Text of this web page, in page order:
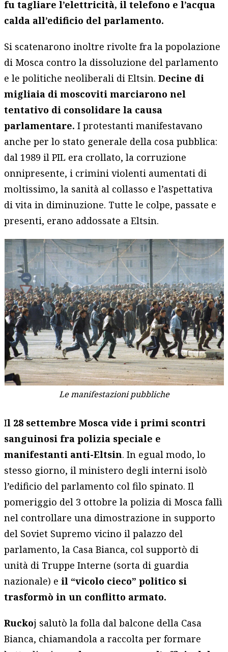
fu tagliare l’elettricità, il telefono e l’acqua
calda all’edificio del parlamento.
Si scatenarono inoltre rivolte fra la popolazione
di Mosca contro la dissoluzione del parlamento
e le politiche neoliberali di Eltsin.Decine di
migliaia di moscoviti marciarono nel
tentativo di consolidare la causa
parlamentare. I protestanti manifestavano
anche per lo stato generale della cosa pubblica:
dal 1989 il PIL era crollato, la corruzione
onnipresente, i crimini violenti aumentati di
moltissimo, la sanità al collasso e l’aspettativa
di vita in diminuzione. Tutte le colpe, passate e
presenti, erano addossate a Eltsin.
Le manifestazioni pubbliche
Il 28 settembre Mosca vide i primi scontri
sanguinosi fra polizia speciale e
manifestanti anti-Eltsin. In egual modo, lo
stesso giorno, il ministero degli interni isolò
l’edificio del parlamento col filo spinato. Il
pomeriggio del 3 ottobre la polizia di Mosca fallì
nel controllare una dimostrazione in supporto
del Soviet Supremo vicino il palazzo del
parlamento, la Casa Bianca, col supportò di
unità di Truppe Interne (sorta di guardia
nazionale) e il “vicolo cieco” politico si
trasformò in un conflitto armato.
Ruckoj salutò la folla dal balcone della Casa
Bianca, chiamandola a raccolta per formare